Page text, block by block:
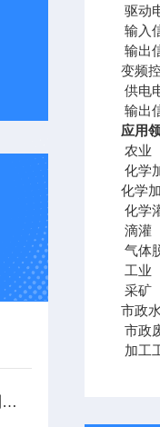
新型海王星计量泵有什么特别之处？
驱动
输入
输出
变频
供电
输出
应用
农业
化学
化学
化学
滴灌
气体
工业
采矿
市政
市政
加工